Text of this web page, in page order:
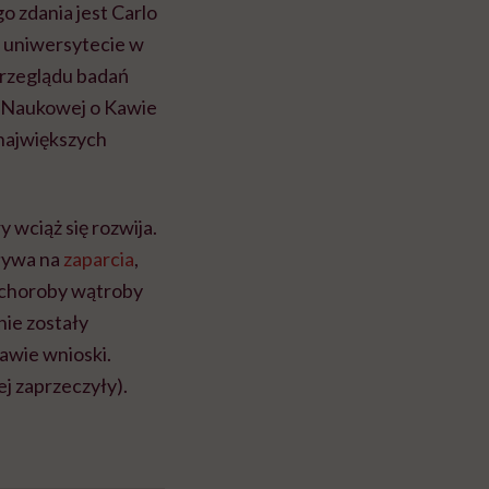
zdania jest Carlo
uniwersytecie w
badań
o Kawie
wciąż się rozwija.
na zaparcia,
wątroby
zostały
wnioski.
zaprzeczyły).